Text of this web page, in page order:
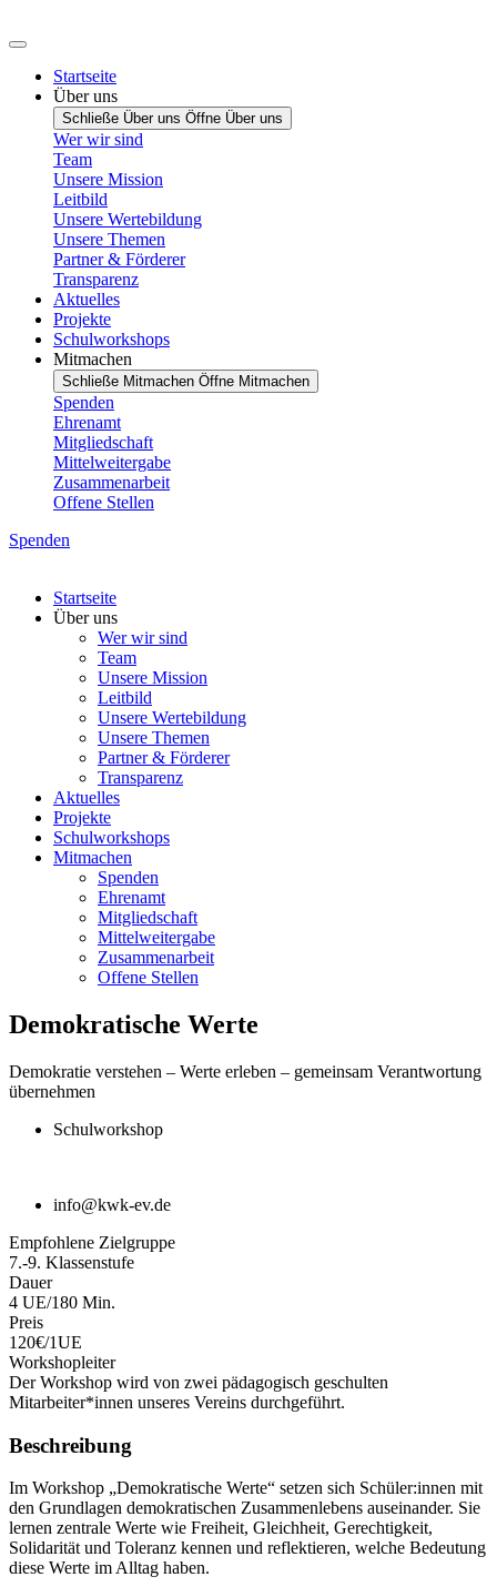
Startseite
Über uns
Schließe Über uns Öffne Über uns
Wer wir sind
Team
Unsere Mission
Leitbild
Unsere Wertebildung
Unsere Themen
Partner & Förderer
Transparenz
Aktuelles
Projekte
Schulworkshops
Mitmachen
Schließe Mitmachen Öffne Mitmachen
Spenden
Ehrenamt
Mitgliedschaft
Mittelweitergabe
Zusammenarbeit
Offene Stellen
Spenden
Startseite
Über uns
Wer wir sind
Team
Unsere Mission
Leitbild
Unsere Wertebildung
Unsere Themen
Partner & Förderer
Transparenz
Aktuelles
Projekte
Schulworkshops
Mitmachen
Spenden
Ehrenamt
Mitgliedschaft
Mittelweitergabe
Zusammenarbeit
Offene Stellen
Demokratische Werte
Demokratie verstehen – Werte erleben – gemeinsam Verantwortung
übernehmen
Schulworkshop
info@kwk-ev.de
Empfohlene Zielgruppe
7.-9. Klassenstufe
Dauer
4 UE/180 Min.
Preis
120€/1UE
Workshopleiter
Der Workshop wird von zwei pädagogisch geschulten
Mitarbeiter*innen unseres Vereins durchgeführt.
Beschreibung
Im Workshop „Demokratische Werte“ setzen sich Schüler:innen mit
den Grundlagen demokratischen Zusammenlebens auseinander. Sie
lernen zentrale Werte wie Freiheit, Gleichheit, Gerechtigkeit,
Solidarität und Toleranz kennen und reflektieren, welche Bedeutung
diese Werte im Alltag haben.